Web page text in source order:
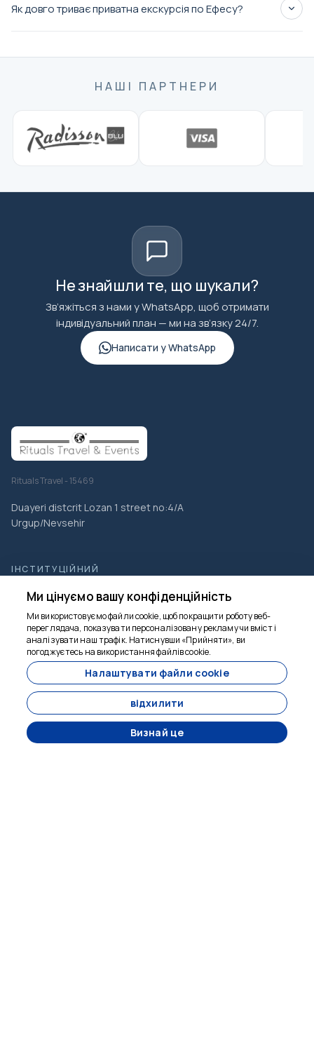
турах по Туреччині
Як довго триває приватна екскурсія по Ефесу?
НАШІ ПАРТНЕРИ
Не знайшли те, що шукали?
Зв’яжіться з нами у WhatsApp, щоб отримати
індивідуальний план — ми на зв’язку 24/7.
Написати у WhatsApp
Rituals Travel - 15469
Duayeri distcrit Lozan 1 street no:4/A
Urgup/Nevsehir
ІНСТИТУЦІЙНИЙ
Туреччина Тур-пакети - Найкращі пропозиції для відпочинку
<Services>Послуги</Services>
Галерея
Про нас
спілкування
блоги
Договір дистанційних продажів
Ми цінуємо вашу конфіденційність
Ми використовуємо файли cookie, щоб покращити роботу веб-
переглядача, показувати персоналізовану рекламу чи вміст і
аналізувати наш трафік. Натиснувши «Прийняти», ви
погоджуєтесь на використання файлів cookie.
Налаштувати файли cookie
відхилити
Визнай це
Ми тут, щоб
допомогти